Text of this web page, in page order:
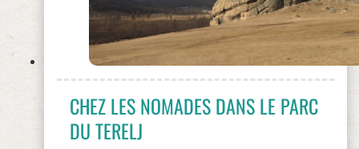
CHEZ LES NOMADES DANS LE PARC
DU TERELJ